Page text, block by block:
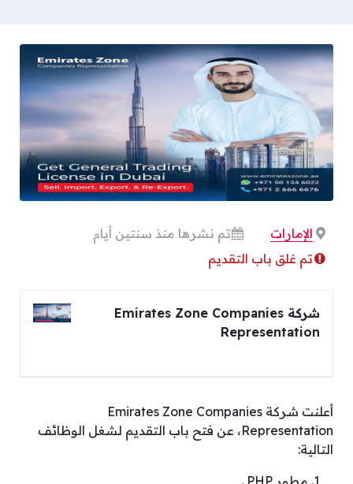
الإمارات
تم نشرها منذ سنتين أيام
تم غلق باب التقديم
شركة Emirates Zone Companies
Representation
أعلنت شركة Emirates Zone Companies
Representation، عن فتح باب التقديم لشغل الوظائف
التالية: